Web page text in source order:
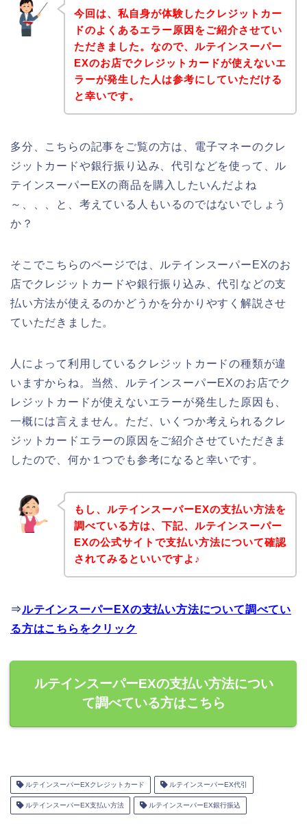
今回は、私自身が体験したクレジットカー
ドのよくあるエラー原因をご紹介させてい
ただきました。なので、ルテインスーパー
EXのお店でクレジットカードが使えないエ
ラーが発生した人は参考にしていただける
と幸いです。
多分、こちらの記事をご覧の方は、電子マネーのクレ
ジットカードや銀行振り込み、代引などを使って、ル
テインスーパーEXの商品を購入したいんだよね
～、、、と、考えている人もいるのではないでしょう
か？
そこでこちらのページでは、ルテインスーパーEXのお
店でクレジットカードや銀行振り込み、代引などの支
払い方法が使えるのかどうかを分かりやすく解説させ
ていただきました。
人によって利用しているクレジットカードの種類が違
いますからね。当然、ルテインスーパーEXのお店でク
レジットカードが使えないエラーが発生した原因も、
一概には言えません。ただ、いくつか考えられるクレ
ジットカードエラーの原因をご紹介させていただきま
したので、何か１つでも参考になると幸いです。
もし、ルテインスーパーEXの支払い方法を
調べている方は、下記、ルテインスーパー
EXの公式サイトで支払い方法について確認
されてみるといいですよ♪
⇒ルテインスーパーEXの支払い方法について調べてい
る方はこちらをクリック
ルテインスーパーEXの支払い方法につい
て調べている方はこちら
ルテインスーパーEXクレジットカード ルテインスーパーEX代引
ルテインスーパーEX支払い方法 ルテインスーパーEX銀行振込